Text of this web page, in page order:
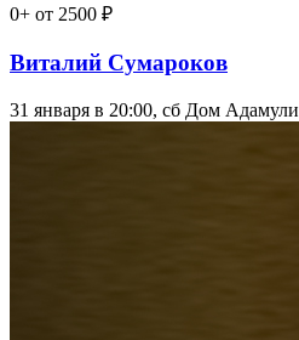
0+ от 2500 ₽
Виталий Сумароков
31 января в 20:00, сб Дом Адамули